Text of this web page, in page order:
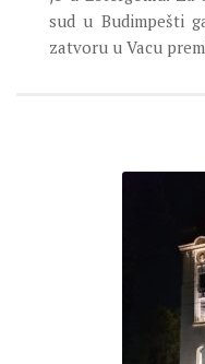
sud u Budimpešti
zatvoru u Vacu